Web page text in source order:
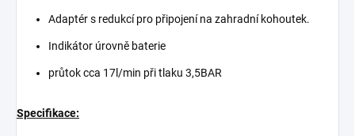
Adaptér s redukcí pro připojení na zahradní kohoutek.
Indikátor úrovně baterie
průtok cca 17l/min při tlaku 3,5BAR
Specifikace: